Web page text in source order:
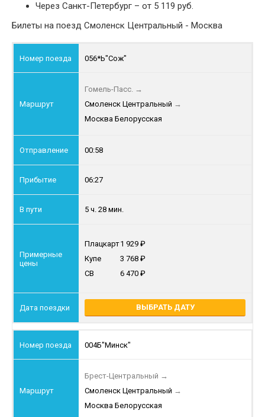
Через Санкт-Петербург – от 5 119 руб.
Билеты на поезд Смоленск Центральный - Москва
056*Ь"Сож"
Гомель-Пасс. →
Смоленск Центральный →
Москва Белорусская
00:58
06:27
5 ч. 28 мин.
Плацкарт1 929
Купе
3 768
СВ
6 470
ВЫБРАТЬ ДАТУ
004Б"Минск"
Брест-Центральный →
Смоленск Центральный →
Москва Белорусская